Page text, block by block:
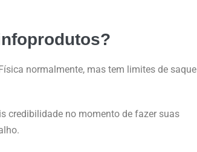
normalmente, mas tem limites de saque
credibilidade no momento de fazer suas